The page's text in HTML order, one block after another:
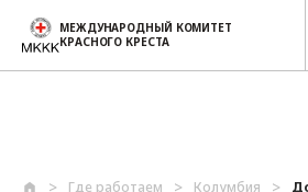
МЕЖДУНАРОДНЫЙ КОМИТЕТ
КРАСНОГО КРЕСТА
Где работаем Колумбия